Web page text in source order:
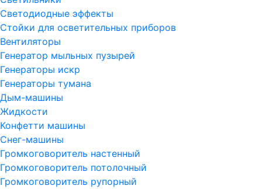
Светодиодные эффекты
Стойки для осветительных приборов
Вентиляторы
Генератор мыльных пузырей
Генераторы искр
Генераторы тумана
Дым-машины
Жидкости
Конфетти машины
Снег-машины
Громкоговоритель настенный
Громкоговоритель потолочный
Громкоговоритель рупорный